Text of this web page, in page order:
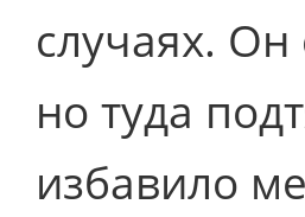
случаях. Он
но туда
избавило